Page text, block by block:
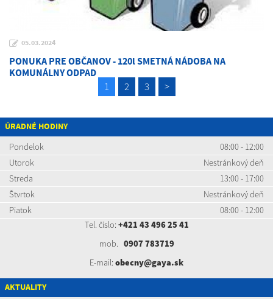
05.03.2024
PONUKA PRE OBČANOV - 120l SMETNÁ NÁDOBA NA
KOMUNÁLNY ODPAD
1 2 3 >
ÚRADNÉ HODINY
Pondelok
08:00 - 12:00
Utorok
Nestránkový deň
Streda
13:00 - 17:00
Štvrtok
Nestránkový deň
Piatok
08:00 - 12:00
Tel. číslo: +421 43 496 25 41
mob. 0907 783719
E-mail: obecny@gaya.sk
AKTUALITY